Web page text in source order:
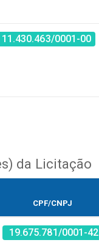
11.430.463/0001-00
da Licitação
CPF/CNPJ
19.675.781/0001-42